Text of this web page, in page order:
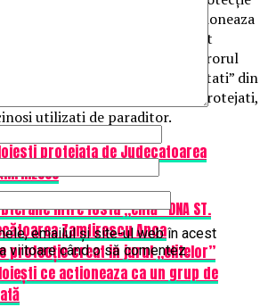
de la DNA ST. Ploiești ce actioneaza
organizată”, articole ce au iritat
organizata coordonata de procurorul
grupare din care fac parte „somitati” din
de martori protejati si (ne) protejati,
utilizati de paraditor.
Ploiesti protejata de Judecatoarea
între fosta „elită” DNA ST.
Zamfirescu Anca
protecție creat in jurul „elitelor”
ce actioneaza ca un grup de
emailul și site-ul web în acest
viitoare când o să comentez.